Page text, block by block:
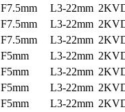
F7.5mm L3-22mm
F7.5mm L3-22mm
F7.5mm L3-22mm
F5mm L3-22mm
F5mm L3-22mm
F5mm L3-22mm
F5mm L3-22mm